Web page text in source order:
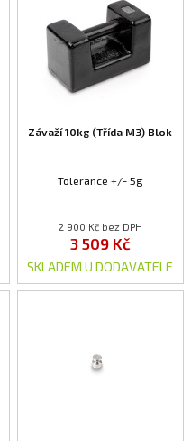
Závaží 10kg (Třída M3) Blok
Tolerance +/- 5g
2 900 Kč bez DPH
3 509 Kč
SKLADEM U DODAVATELE